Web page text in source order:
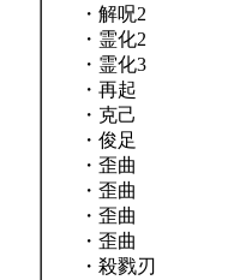
・解呪2
・霊化2
・霊化3
・再起
・克己
・俊足
・歪曲
・歪曲
・歪曲
・歪曲
・殺戮刃